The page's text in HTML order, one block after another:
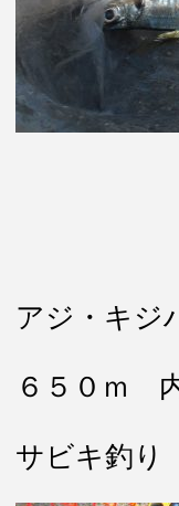
アジ・キジ
６５０ｍ
サビキ釣り